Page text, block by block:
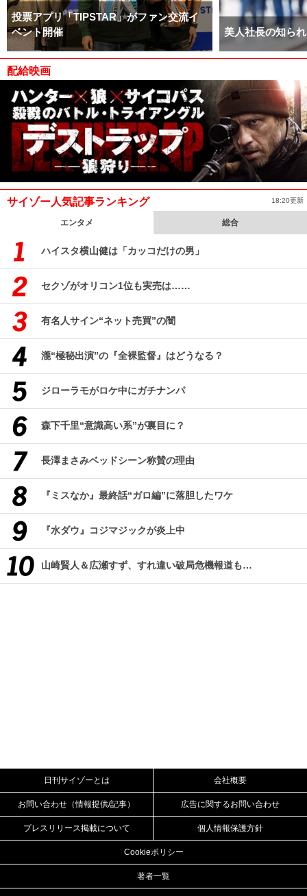
投票アプリ「TIPSTAR」がファン交流イ
ベント開催
美人社長の知ら
配給映画
サイゾー人気記事ランキング 18:20更新
エンタメ 総合
ハイスタ横山健は「カッコだけの男」
セクゾがオリコン1位も実売は……
有名人サイン“ネット売買”の闇
瀧“極秘出演”の『全裸監督』はどうなる？
ジローラモがロケ中にガチナンパ
森下千里“意識高い系”が裏目に？
長澤まさみベッドシーン称賛の理由
『ミスなか』最終話“ガロ編”に落胆したワケ
『水ダウ』コジマジックが炎上中
山崎賢人＆広瀬すず、すれ違い破局危機報道も…
日刊サイゾーとは 会社概要
お問い合わせ（情報提供/記事） 広告に関するお問い合わせ
プレスリリース掲載について 個人情報保護方針
Cookieポリシー
著者一覧